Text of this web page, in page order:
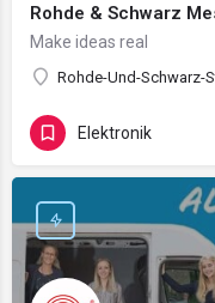
Rohde & Schwarz
Make ideas real
Rohde-Und-Schwarz-
Elektronik